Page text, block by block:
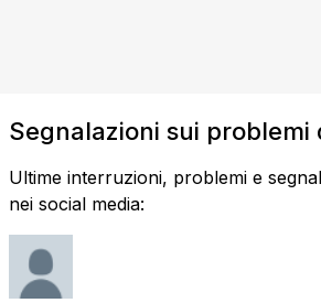
Segnalazioni sui problemi
Ultime interruzioni, problemi e
nei social media: